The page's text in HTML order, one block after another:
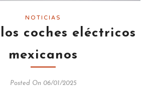
NOTICIAS
coches eléctricos
mexicanos
Posted On 06/01/2025